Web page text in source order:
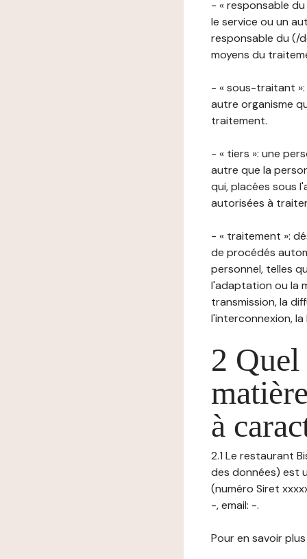
- « responsable
le service ou un
responsable du (/
moyens du
- « sous-traitant
autre organisme
traitement.
- « tiers »: une
autre que la
qui, placées sous
autorisées à
- « traitement »:
de procédés
personnel, telles
l'adaptation ou la
transmission, la
l'interconnexion,
2 Quel
à
2.1 Le restaurant
des données) est
(numéro Siret
-, email: -.
Pour en savoir